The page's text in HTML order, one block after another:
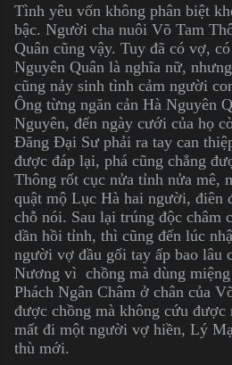
Tình yêu vốn không phân biệt
bậc. Người cha nuôi Võ Tam
Quân cũng vậy. Tuy đã có vợ,
Nguyên Quân là nghĩa nữ,
cũng nảy sinh tình cảm người
Ông từng ngăn cản Hà Nguyên
Nguyên, đến ngày cưới của họ
Đăng Đại Sư phải ra tay can
được đáp lại, phá cũng chẳng
Thông rốt cục nửa tỉnh nửa mê,
quật mộ Lục Hà hai người, điên
chỗ nói. Sau lại trúng độc châm
dần hồi tỉnh, thì cũng đến lúc
người vợ đầu gối tay ấp bao lâu
Nương vì chồng mà dùng miệng
Phách Ngân Châm ở chân của
được chồng mà không cứu
mất đi một người vợ hiền, Lý
thù mới.